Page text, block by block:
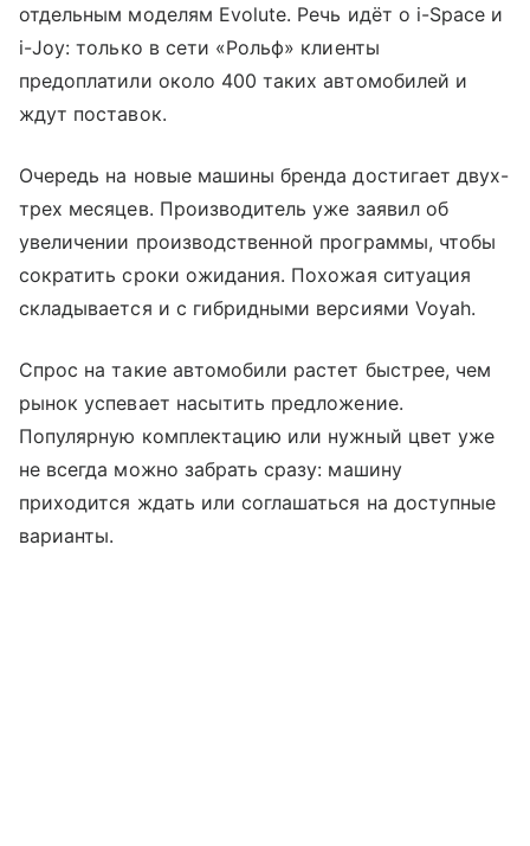
отдельным моделям Evolute. Речь идёт о i-Space и
i-Joy: только в сети «Рольф» клиенты
предоплатили около 400 таких автомобилей и
ждут поставок.
Очередь на новые машины бренда достигает двух-
трех месяцев. Производитель уже заявил об
увеличении производственной программы, чтобы
сократить сроки ожидания. Похожая ситуация
складывается и с гибридными версиями Voyah.
Спрос на такие автомобили растет быстрее, чем
рынок успевает насытить предложение.
Популярную комплектацию или нужный цвет уже
не всегда можно забрать сразу: машину
приходится ждать или соглашаться на доступные
варианты.